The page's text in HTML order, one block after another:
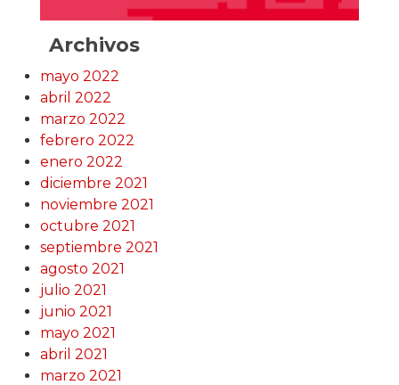
Archivos
mayo 2022
abril 2022
marzo 2022
febrero 2022
enero 2022
diciembre 2021
noviembre 2021
octubre 2021
septiembre 2021
agosto 2021
julio 2021
junio 2021
mayo 2021
abril 2021
marzo 2021